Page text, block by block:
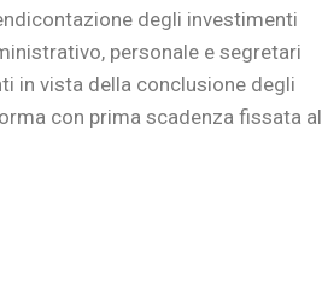
degli investimenti
personale e segretari
in vista della conclusione degli
con prima scadenza fissata al